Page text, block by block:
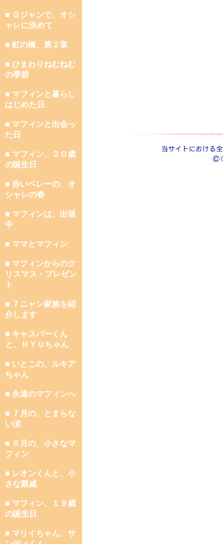
■ Ｇジャンで、オシ
ャレに決めて
■ 虹の橋、第２章
■ ひまわりねむねむ
の季節
■ マフィンと暮らし
はじめた日
■ マフィンと出会っ
た日
■ マフィン、２０歳
の誕生日
■ 赤いベレーの、オ
シャレの春
■ マフィンは、出張
中
■ ママとマフィン
■ マフィンからのク
リスマス・プレゼン
ト
■ ７ニャン家族を紹
介します
■ キャスパーくん
と、ＨＹＵちゃん
■ いとこの、ルキア
ちゃん
■ 永遠のマフィンへ
■ ７月の、とまらな
い涙
■ ６月の、小さなマ
フィン
■ レオンくんと、小
さな親戚
■ マフィン、１９歳
の誕生日
■ マリイちゃん、サ